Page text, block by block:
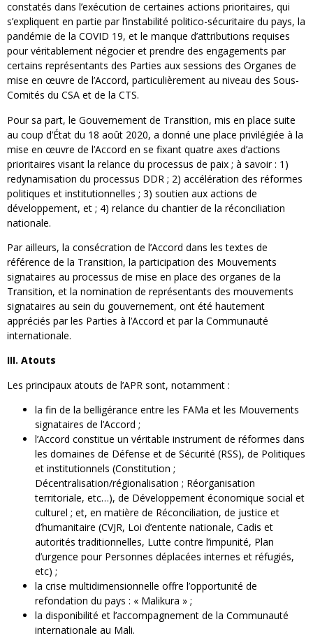
constatés dans l’exécution de certaines actions prioritaires, qui
s’expliquent en partie par l’instabilité politico-sécuritaire du pays, la
pandémie de la COVID 19, et le manque d’attributions requises
pour véritablement négocier et prendre des engagements par
certains représentants des Parties aux sessions des Organes de
mise en œuvre de l’Accord, particulièrement au niveau des Sous-
Comités du CSA et de la CTS.
Pour sa part, le Gouvernement de Transition, mis en place suite
au coup d’État du 18 août 2020, a donné une place privilégiée à la
mise en œuvre de l’Accord en se fixant quatre axes d’actions
prioritaires visant la relance du processus de paix ; à savoir : 1)
redynamisation du processus DDR ; 2) accélération des réformes
politiques et institutionnelles ; 3) soutien aux actions de
développement, et ; 4) relance du chantier de la réconciliation
nationale.
Par ailleurs, la consécration de l’Accord dans les textes de
référence de la Transition, la participation des Mouvements
signataires au processus de mise en place des organes de la
Transition, et la nomination de représentants des mouvements
signataires au sein du gouvernement, ont été hautement
appréciés par les Parties à l’Accord et par la Communauté
internationale.
III. Atouts
Les principaux atouts de l’APR sont, notamment :
la fin de la belligérance entre les FAMa et les Mouvements
signataires de l’Accord ;
l’Accord constitue un véritable instrument de réformes dans
les domaines de Défense et de Sécurité (RSS), de Politiques
et institutionnels (Constitution ;
Décentralisation/régionalisation ; Réorganisation
territoriale, etc…), de Développement économique social et
culturel ; et, en matière de Réconciliation, de justice et
d’humanitaire (CVJR, Loi d’entente nationale, Cadis et
autorités traditionnelles, Lutte contre l’impunité, Plan
d’urgence pour Personnes déplacées internes et réfugiés,
etc) ;
la crise multidimensionnelle offre l’opportunité de
refondation du pays : « Malikura » ;
la disponibilité et l’accompagnement de la Communauté
internationale au Mali.